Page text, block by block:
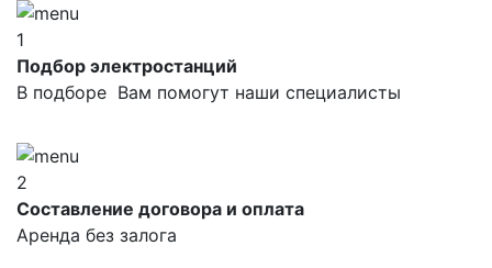
1
Подбор электростанций
В подборе Вам помогут наши специалисты
2
Составление договора и оплата
Аренда без залога